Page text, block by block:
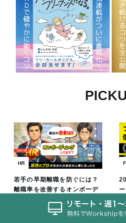
HR
若手の早期離職を防ぐには？
離職率を改善するオンボーデ
【連載】もしも、採用のプロがあな
たの会社の人事になったら
お